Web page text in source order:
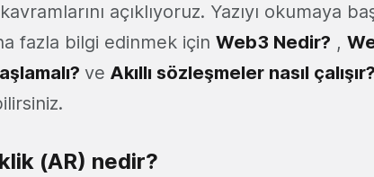
açıklıyoruz. Yazıyı okumaya
fazla bilgi edinmek için Web3 Nedir? ,
ve Akıllı sözleşmeler nasıl çalışır?
(AR) nedir?